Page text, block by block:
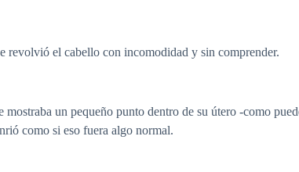
revolvió el cabello con incomodidad y sin comprender.
un pequeño punto dentro de su útero -como
como si eso fuera algo normal.